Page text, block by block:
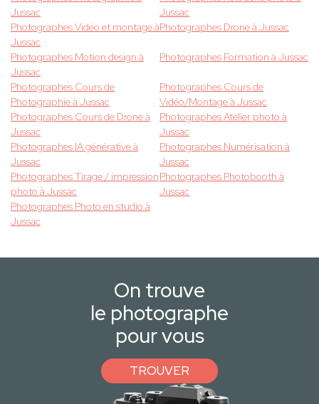
Jussac
Jussac
Photographes Vidéo et montage à
Jussac
Photographes Drone à Jussac
Photographes Motion design à
Jussac
Photographes Formation à Jussac
Photographes Cours de
Photographie à Jussac
Photographes Cours de
Vidéo/Montage à Jussac
Photographes Cours de Drone à
Jussac
Photographes Atelier photo à
Jussac
Photographes IA générative à
Jussac
Photographes Numérisation à
Jussac
Photographes Tirage / impression
photo à Jussac
Photographes Photobooth à
Jussac
Photographes Photo en studio à
Jussac
On trouve
le photographe
pour vous
TROUVER